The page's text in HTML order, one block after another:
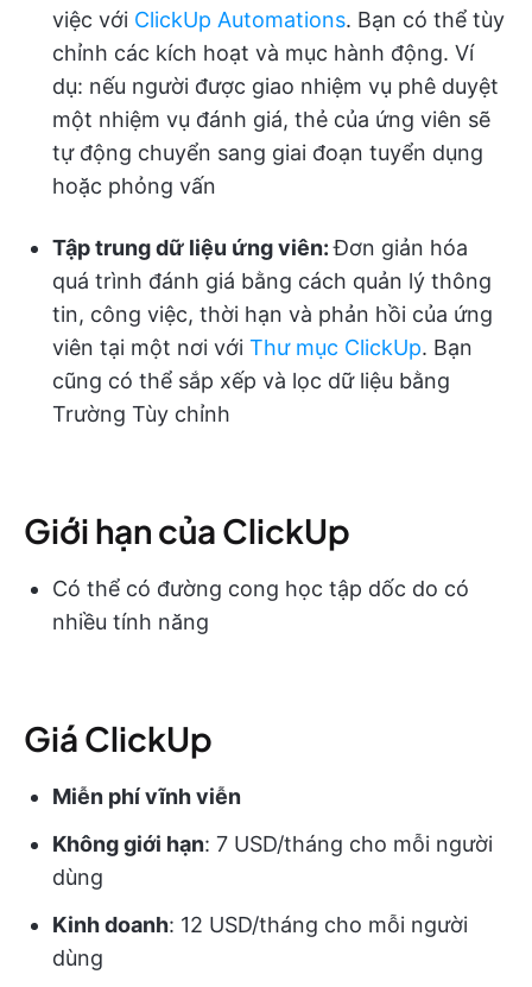
việc với ClickUp Automations. Bạn có thể tùy
chỉnh các kích hoạt và mục hành động. Ví
dụ: nếu người được giao nhiệm vụ phê duyệt
một nhiệm vụ đánh giá, thẻ của ứng viên sẽ
tự động chuyển sang giai đoạn tuyển dụng
hoặc phỏng vấn
Tập trung dữ liệu ứng viên:Đơn giản hóa
quá trình đánh giá bằng cách quản lý thông
tin, công việc, thời hạn và phản hồi của ứng
viên tại một nơi với Thư mục ClickUp. Bạn
cũng có thể sắp xếp và lọc dữ liệu bằng
Trường Tùy chỉnh
Giới hạn của ClickUp
Có thể có đường cong học tập dốc do có
nhiều tính năng
Giá ClickUp
Miễn phí vĩnh viễn
Không giới hạn: 7 USD/tháng cho mỗi người
dùng
Kinh doanh: 12 USD/tháng cho mỗi người
dùng